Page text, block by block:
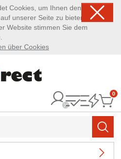
Cookies, um Ihnen den
unserer Seite zu bieten.
Website stimmen Sie dem
über Cookies
0